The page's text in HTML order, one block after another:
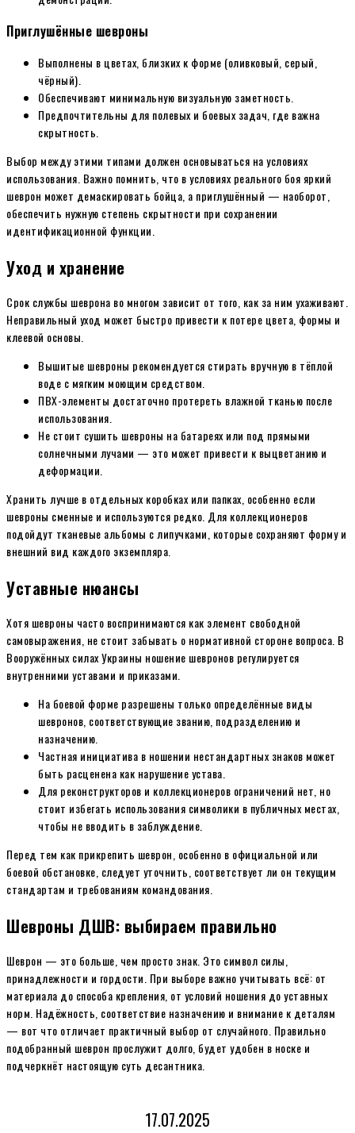
Приглушённые шевроны
Выполнены в цветах, близких к форме (оливковый, серый,
чёрный).
Обеспечивают минимальную визуальную заметность.
Предпочтительны для полевых и боевых задач, где важна
скрытность.
Выбор между этими типами должен основываться на условиях
использования. Важно помнить, что в условиях реального боя яркий
шеврон может демаскировать бойца, а приглушённый — наоборот,
обеспечить нужную степень скрытности при сохранении
идентификационной функции.
Уход и хранение
Срок службы шеврона во многом зависит от того, как за ним ухаживают.
Неправильный уход может быстро привести к потере цвета, формы и
клеевой основы.
Вышитые шевроны рекомендуется стирать вручную в тёплой
воде с мягким моющим средством.
ПВХ-элементы достаточно протереть влажной тканью после
использования.
Не стоит сушить шевроны на батареях или под прямыми
солнечными лучами — это может привести к выцветанию и
деформации.
Хранить лучше в отдельных коробках или папках, особенно если
шевроны сменные и используются редко. Для коллекционеров
подойдут тканевые альбомы с липучками, которые сохраняют форму и
внешний вид каждого экземпляра.
Уставные нюансы
Хотя шевроны часто воспринимаются как элемент свободной
самовыражения, не стоит забывать о нормативной стороне вопроса. В
Вооружённых силах Украины ношение шевронов регулируется
внутренними уставами и приказами.
На боевой форме разрешены только определённые виды
шевронов, соответствующие званию, подразделению и
назначению.
Частная инициатива в ношении нестандартных знаков может
быть расценена как нарушение устава.
Для реконструкторов и коллекционеров ограничений нет, но
стоит избегать использования символики в публичных местах,
чтобы не вводить в заблуждение.
Перед тем как прикрепить шеврон, особенно в официальной или
боевой обстановке, следует уточнить, соответствует ли он текущим
стандартам и требованиям командования.
Шевроны ДШВ: выбираем правильно
Шеврон — это больше, чем просто знак. Это символ силы,
принадлежности и гордости. При выборе важно учитывать всё: от
материала до способа крепления, от условий ношения до уставных
норм. Надёжность, соответствие назначению и внимание к деталям
— вот что отличает практичный выбор от случайного. Правильно
подобранный шеврон прослужит долго, будет удобен в носке и
подчеркнёт настоящую суть десантника.
17.07.2025